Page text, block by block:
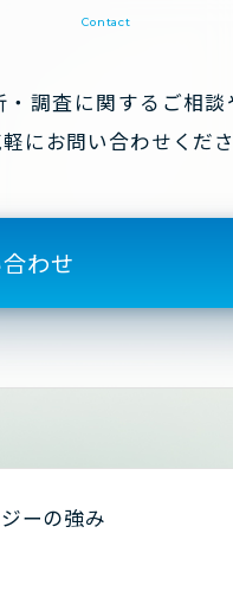
Contact
・調査に関するご相談
にお問い合わせくださ
わせ
ーの強み